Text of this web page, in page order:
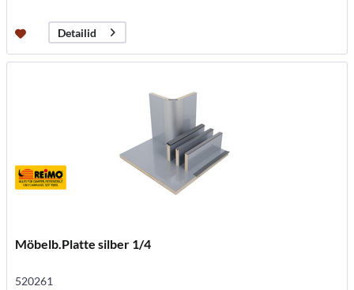
Detailid
Möbelb.Platte silber 1/4
520261